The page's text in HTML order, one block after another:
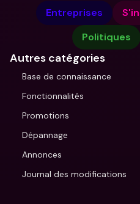
Entreprises
Politiques
Autres catégories
Base de connaissance
Fonctionnalités
Promotions
Dépannage
Annonces
Journal des modifications